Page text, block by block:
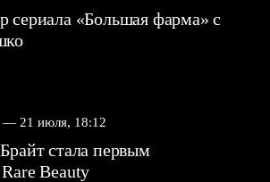
сериала «Большая фарма» с
— 21 июля, 18:12
стала первым
Beauty